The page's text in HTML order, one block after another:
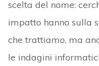
scelta del nome:
impatto hanno sulla
che trattiamo, ma
le indagini